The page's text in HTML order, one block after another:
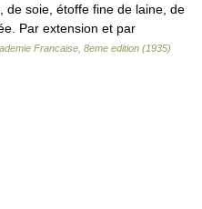
de soie, étoffe fine de laine, de
Par extension et par
Francaise, 8eme edition (1935)